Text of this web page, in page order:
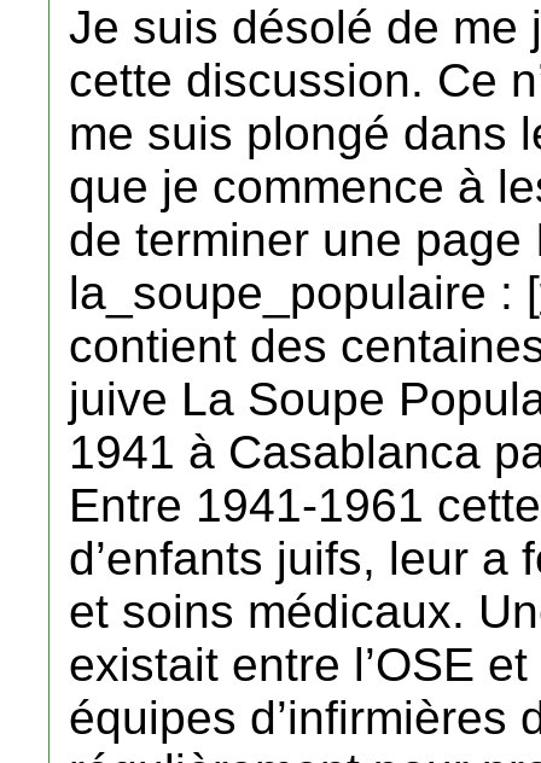
Je suis désolé de me
cette discussion. Ce
me suis plongé dans
que je commence à
de terminer une
la_soupe_populaire : [
contient des
juive La Soupe
1941 à Casablanca
Entre 1941-1961
d’enfants juifs, leur a
et soins médicaux.
existait entre l’OSE
équipes d’infirmières